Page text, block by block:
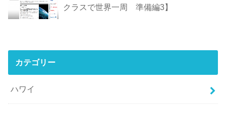
クラスで世界一周 準備編3】
カテゴリー
ハワイ